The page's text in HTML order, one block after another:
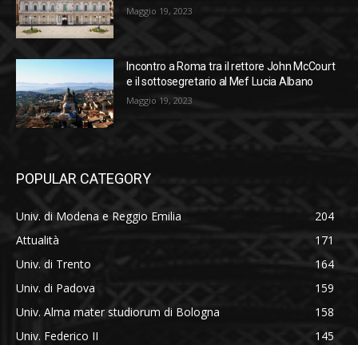
Maggio 19, 2023
Incontro a Roma tra il rettore John McCourt
e il sottosegretario al Mef Lucia Albano
Maggio 19, 2023
POPULAR CATEGORY
Univ. di Modena e Reggio Emilia
204
Attualità
171
Univ. di Trento
164
Univ. di Padova
159
Univ. Alma mater studiorum di Bologna
158
Univ. Federico II
145